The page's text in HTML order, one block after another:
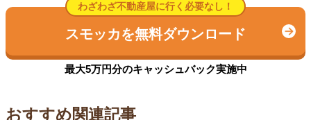
わざわざ不動産屋に行く必要なし！
スモッカを無料ダウンロード
最大5万円分のキャッシュバック実施中
おすすめ関連記事